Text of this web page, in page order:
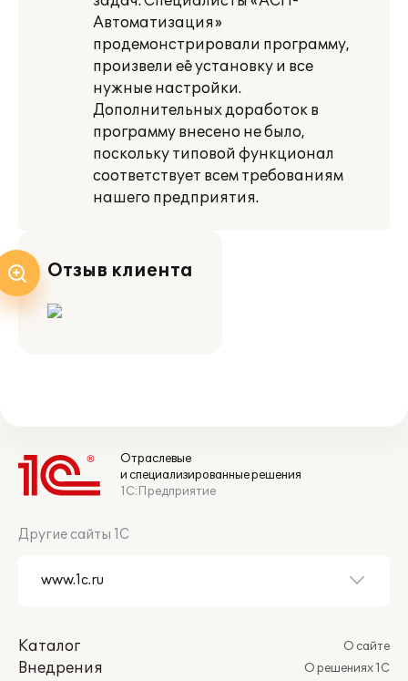
Автоматизация»
продемонстрировали программу,
произвели её установку и все
нужные настройки.
Дополнительных доработок в
программу внесено не было,
поскольку типовой функционал
соответствует всем требованиям
нашего предприятия.
Отзыв клиента
Отраслевые
и специализированные решения
1С:Предприятие
Другие сайты 1С
Каталог
Внедрения
О сайте
О решениях 1С